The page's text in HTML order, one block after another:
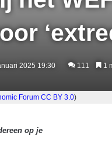
2025 19:30 111 1
Forum CC BY 3.0)
op je